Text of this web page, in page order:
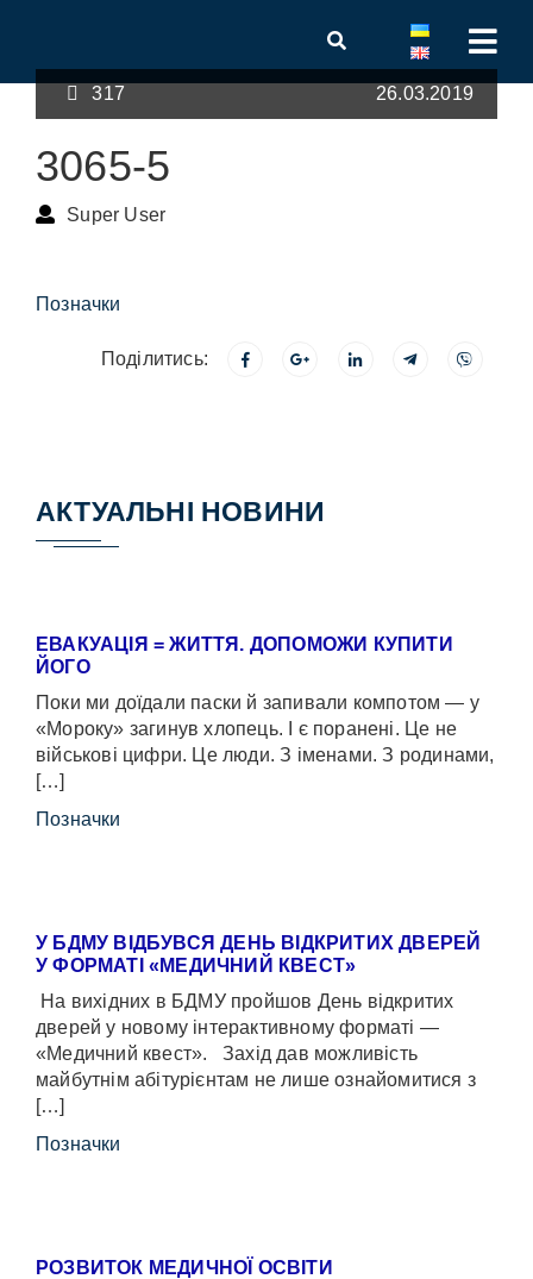
317 26.03.2019
3065-5
Super User
Позначки
Поділитись:
АКТУАЛЬНІ НОВИНИ
ЕВАКУАЦІЯ = ЖИТТЯ. ДОПОМОЖИ КУПИТИ
ЙОГО
Поки ми доїдали паски й запивали компотом — у
«Мороку» загинув хлопець. І є поранені. Це не
військові цифри. Це люди. З іменами. З родинами,
[…]
Позначки
У БДМУ ВІДБУВСЯ ДЕНЬ ВІДКРИТИХ ДВЕРЕЙ
У ФОРМАТІ «МЕДИЧНИЙ КВЕСТ»
На вихідних в БДМУ пройшов День відкритих
дверей у новому інтерактивному форматі —
«Медичний квест». Захід дав можливість
майбутнім абітурієнтам не лише ознайомитися з
[…]
Позначки
РОЗВИТОК МЕДИЧНОЇ ОСВІТИ